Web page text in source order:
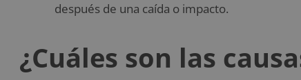
después de una caída o impacto.
¿Cuáles son las